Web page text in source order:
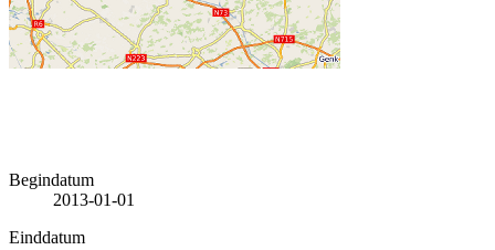
Begindatum
2013-01-01
Einddatum